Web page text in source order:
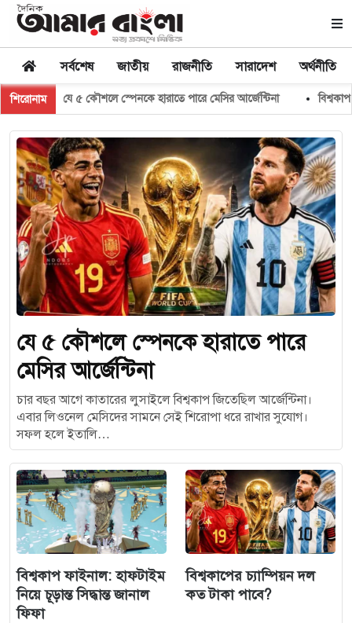
সর্বশেষ জাতীয় রাজনীতি সারাদেশ অর্থনীতি
শিরোনাম
যে ৫ কৌশলে স্পেনকে হারাতে পারে মেসির আর্জেন্টিনা বিশ্বকাপ ফাইনাল:
যে ৫ কৌশলে স্পেনকে হারাতে পারে
মেসির আর্জেন্টিনা
চার বছর আগে কাতারের লুসাইলে বিশ্বকাপ জিতেছিল আর্জেন্টিনা।
এবার লিওনেল মেসিদের সামনে সেই শিরোপা ধরে রাখার সুযোগ।
সফল হলে ইতালি…
বিশ্বকাপ ফাইনাল: হাফটাইম
নিয়ে চূড়ান্ত সিদ্ধান্ত জানাল
ফিফা
বিশ্বকাপের চ্যাম্পিয়ন দল
কত টাকা পাবে?